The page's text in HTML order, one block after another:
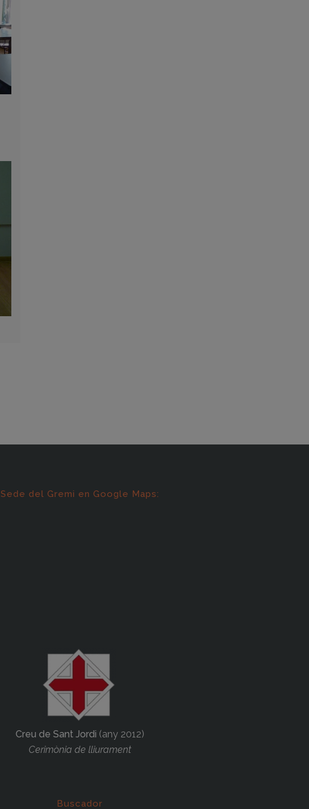
Sede del Gremi en Google Maps:
Creu de Sant Jordi (any 2012)
Cerimònia de lliurament
Buscador